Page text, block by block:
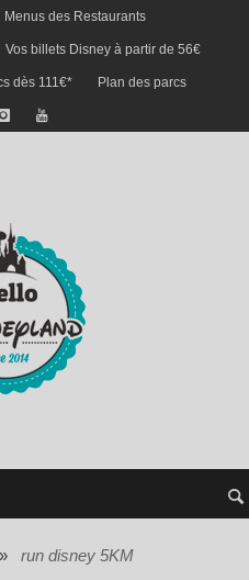
Menus des Restaurants
Vos billets Disney à partir de 56€
dès 111€* Plan des parcs
» run disney 5KM